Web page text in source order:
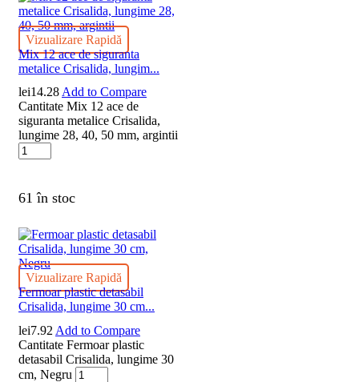
Vizualizare Rapidă
Mix 12 ace de siguranta
metalice Crisalida, lungim...
lei14.28 Add to Compare
Cantitate Mix 12 ace de
siguranta metalice Crisalida,
lungime 28, 40, 50 mm, argintii
61 în stoc
Vizualizare Rapidă
Fermoar plastic detasabil
Crisalida, lungime 30 cm...
lei7.92 Add to Compare
Cantitate Fermoar plastic
detasabil Crisalida, lungime 30
cm, Negru